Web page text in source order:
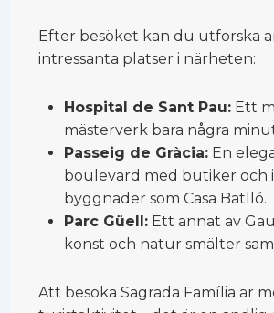
Efter besöket kan du utforska
intressanta platser i närheten:
Hospital de Sant Pau: Ett
mästerverk bara några
Passeig de Gràcia: En
boulevard med butiker och
byggnader som Casa Batlló.
Parc Güell: Ett annat av
konst och natur smälter
Att besöka Sagrada Família är